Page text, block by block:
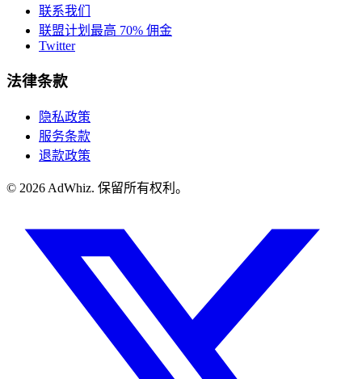
联系我们
联盟计划 最高 70% 佣金
Twitter
法律条款
隐私政策
服务条款
退款政策
© 2026 AdWhiz. 保留所有权利。